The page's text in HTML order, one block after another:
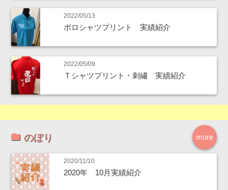
2022/05/13
ポロシャツプリント 実績紹介
2022/05/09
Ｔシャツプリント・刺繡 実績紹介
more
のぼり
2020/11/10
2020年 10月実績紹介